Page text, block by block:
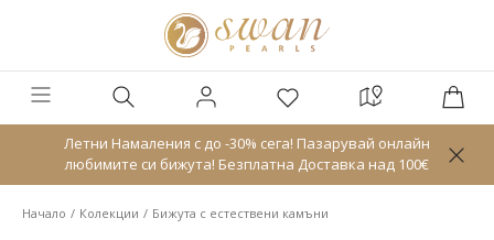
Летни Намаления с до -30% сега! Пазарувай онлайн
любимите си бижута! Безплатна Доставка над 100€
Начало Колекции Бижута с естествени камъни